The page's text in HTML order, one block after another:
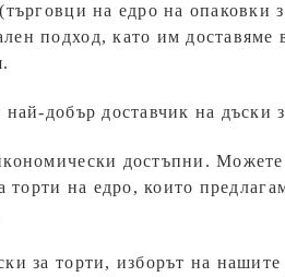
на едро на опаковки
подход, като им
добър доставчик на дъски
достъпни. Можете
на едро, които
за торти, изборът на